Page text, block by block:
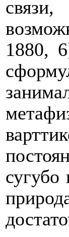
1880,
сугубо